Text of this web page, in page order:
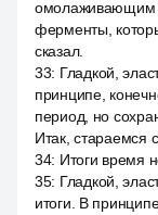
омолаживающим
ферменты,
сказал.
33: Гладкой,
принципе,
период, но
Итак, стараемся
34: Итоги время
35: Гладкой,
итоги. В